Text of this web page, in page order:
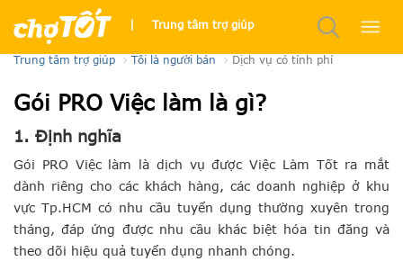
Trung tâm trợ giúp
Gói PRO
Trung tâm trợ giúp Tôi là người bán Dịch vụ có tính phí
Gói PRO Việc làm là gì?
1. Định nghĩa
Gói PRO Việc làm là dịch vụ được Việc Làm Tốt ra mắt
dành riêng cho các khách hàng, các doanh nghiệp ở khu
vực Tp.HCM có nhu cầu tuyển dụng thường xuyên trong
tháng, đáp ứng được nhu cầu khác biệt hóa tin đăng và
theo dõi hiệu quả tuyển dụng nhanh chóng.